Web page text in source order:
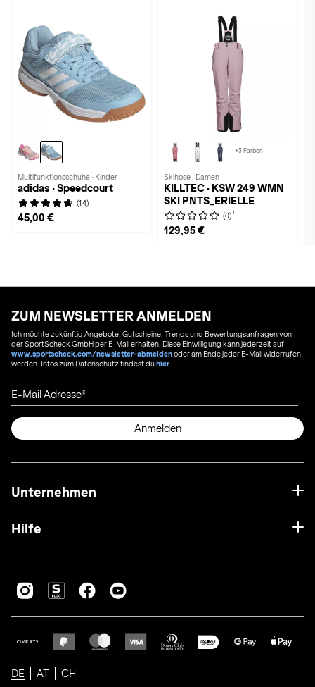
Multifunktionsschuhe · Kinder
adidas · Speedcourt
(14) 1
45,00 €
+3 Farben
Skihose · Damen
KILLTEC · KSW 249 WMN
SKI PNTS_ERIELLE
(0) 1
129,95 €
ZUM NEWSLETTER ANMELDEN
Ich möchte zukünftig Angebote, Gutscheine, Trends und Bewertungsanfragen von
der SportScheck GmbH per E-Mail erhalten. Diese Einwilligung kann jederzeit auf
www.sportscheck.com/newsletter-abmeldenoder am Ende jeder E-Mail widerrufen
werden. Infos zum Datenschutz findest duhier
E-Mail Adresse
Anmelden
Unternehmen
Hilfe
DE AT CH